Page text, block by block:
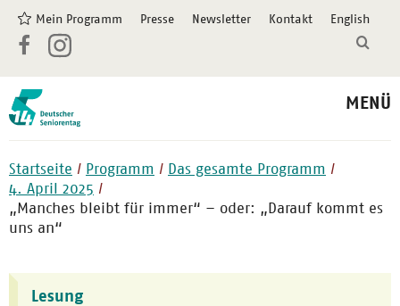
Mein Programm Presse Newsletter Kontakt English
MENÜ
Startseite Programm
Das gesamte Programm
4. April 2025
„Manches bleibt für immer“ – oder: „Darauf kommt es
uns an“
Lesung